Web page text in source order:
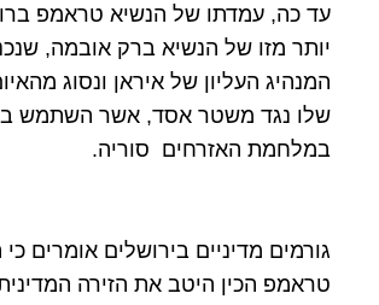
עד כה, עמדתו של הנשיא טראמפ
יותר מזו של הנשיא ברק אובמה,
המנהיג העליון של איראן ונסוג
שלו נגד משטר אסד, אשר השתמש
במלחמת האזרחים סוריה.
גורמים מדיניים בירושלים אומרים
טראמפ הכין היטב את הזירה